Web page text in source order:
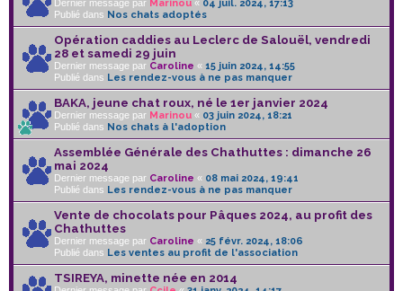
Dernier message par Marinou « 04 juil. 2024, 17:13
Publié dans Nos chats adoptés
Opération caddies au Leclerc de Salouël, vendredi
28 et samedi 29 juin
Dernier message par Caroline « 15 juin 2024, 14:55
Publié dans Les rendez-vous à ne pas manquer
BAKA, jeune chat roux, né le 1er janvier 2024
Dernier message par Marinou « 03 juin 2024, 18:21
Publié dans Nos chats à l'adoption
Assemblée Générale des Chathuttes : dimanche 26
mai 2024
Dernier message par Caroline « 08 mai 2024, 19:41
Publié dans Les rendez-vous à ne pas manquer
Vente de chocolats pour Pâques 2024, au profit des
Chathuttes
Dernier message par Caroline « 25 févr. 2024, 18:06
Publié dans Les ventes au profit de l'association
TSIREYA, minette née en 2014